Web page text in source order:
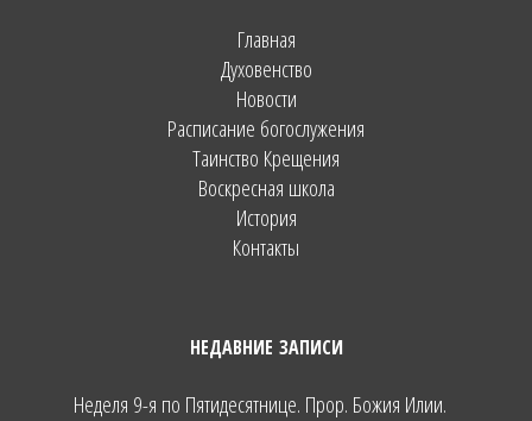
Главная
Духовенство
Новости
Расписание богослужения
Таинство Крещения
Воскресная школа
История
Контакты
НЕДАВНИЕ ЗАПИСИ
Неделя 9-я по Пятидесятнице. Прор. Божия Илии.